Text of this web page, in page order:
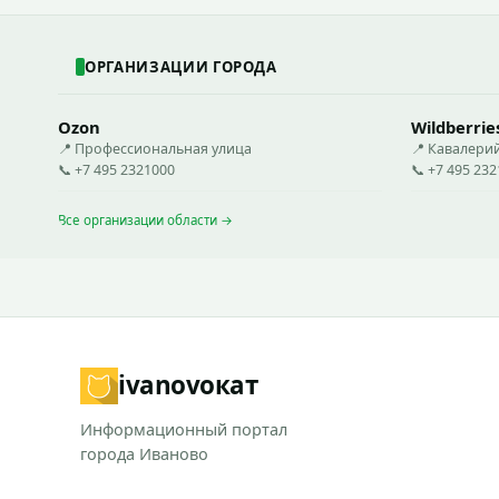
ОРГАНИЗАЦИИ ГОРОДА
Ozon
📍 Профессиональная улица
📞 +7 495 2321000
📍
📞 +7 495
Все организации области →
ivanovoкат
Информационный портал
города Иваново